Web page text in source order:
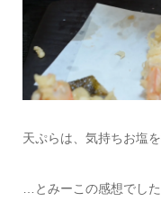
天ぷらは、気持ちお塩
…とみーこの感想でした